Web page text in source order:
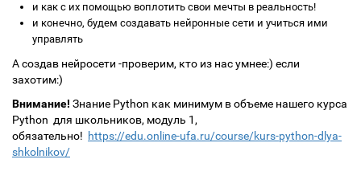
и как с их помощью воплотить свои мечты в реальность!
и конечно, будем создавать нейронные сети и учиться ими
управлять
А создав нейросети -проверим, кто из нас умнее:) если
захотим:)
Внимание! Знание Python как минимум в объеме нашего курса
Python для школьников, модуль 1,
обязательно! https://edu.online-ufa.ru/course/kurs-python-dlya-
shkolnikov/